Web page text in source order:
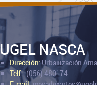
UGEL NASCA
Dirección:Urbanización
Telf.:(056) 480174